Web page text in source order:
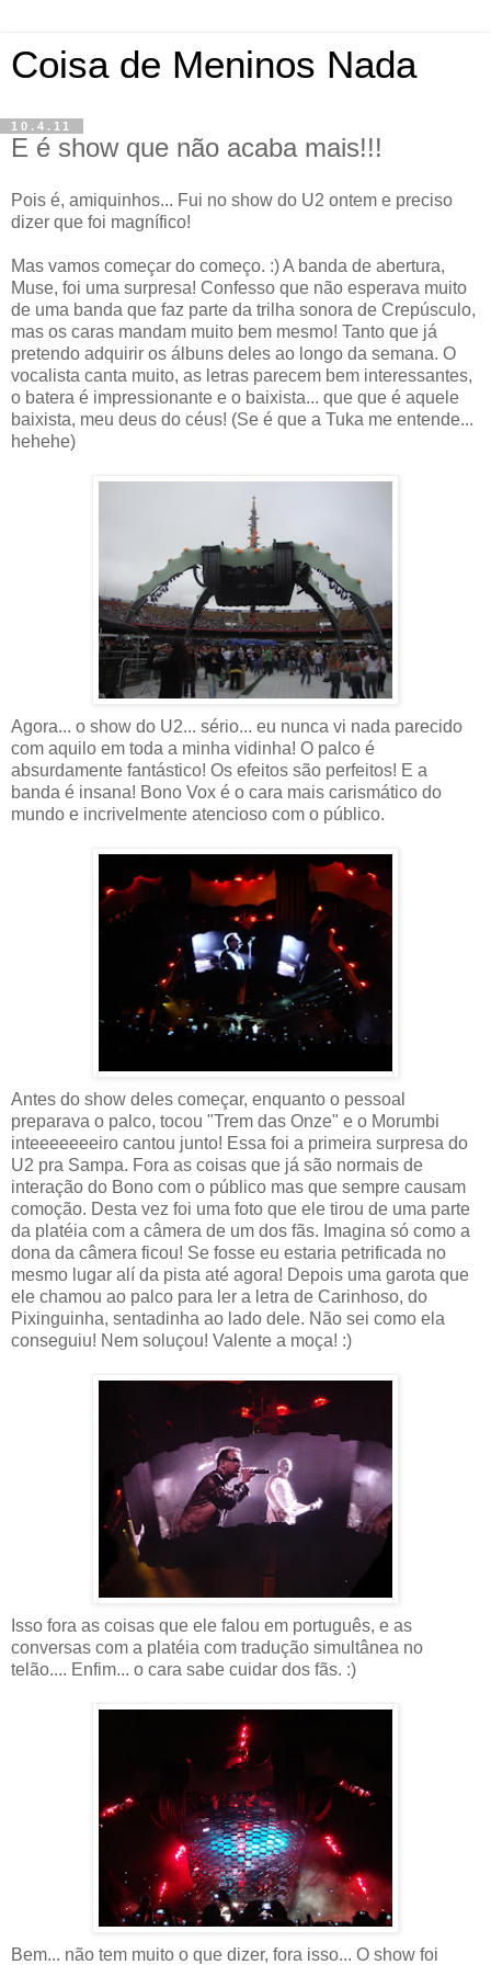
Coisa de Meninos Nada
10.4.11
E é show que não acaba mais!!!
Pois é, amiquinhos... Fui no show do U2 ontem e preciso
dizer que foi magnífico!
Mas vamos começar do começo. :) A banda de abertura,
Muse, foi uma surpresa! Confesso que não esperava muito
de uma banda que faz parte da trilha sonora de Crepúsculo,
mas os caras mandam muito bem mesmo! Tanto que já
pretendo adquirir os álbuns deles ao longo da semana. O
vocalista canta muito, as letras parecem bem interessantes,
o batera é impressionante e o baixista... que que é aquele
baixista, meu deus do céus! (Se é que a Tuka me entende...
hehehe)
Agora... o show do U2... sério... eu nunca vi nada parecido
com aquilo em toda a minha vidinha! O palco é
absurdamente fantástico! Os efeitos são perfeitos! E a
banda é insana! Bono Vox é o cara mais carismático do
mundo e incrivelmente atencioso com o público.
Antes do show deles começar, enquanto o pessoal
preparava o palco, tocou "Trem das Onze" e o Morumbi
inteeeeeeeiro cantou junto! Essa foi a primeira surpresa do
U2 pra Sampa. Fora as coisas que já são normais de
interação do Bono com o público mas que sempre causam
comoção. Desta vez foi uma foto que ele tirou de uma parte
da platéia com a câmera de um dos fãs. Imagina só como a
dona da câmera ficou! Se fosse eu estaria petrificada no
mesmo lugar alí da pista até agora! Depois uma garota que
ele chamou ao palco para ler a letra de Carinhoso, do
Pixinguinha, sentadinha ao lado dele. Não sei como ela
conseguiu! Nem soluçou! Valente a moça! :)
Isso fora as coisas que ele falou em português, e as
conversas com a platéia com tradução simultânea no
telão.... Enfim... o cara sabe cuidar dos fãs. :)
Bem... não tem muito o que dizer, fora isso... O show foi